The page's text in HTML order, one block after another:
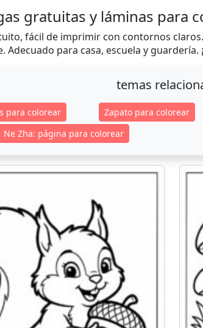
gratuitas y láminas para
fácil de imprimir con contornos
Adecuado para casa, escuela y
temas
para colorear Zapato para colorear
Ne Zha: página para colorear